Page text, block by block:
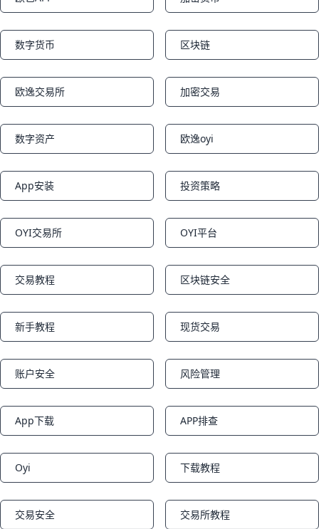
Notifications Notifications
Notifications
数字货币 Notifications
区块链
Notifications
欧逸交易所 Notifications
加密交易
Notifications
数字资产 Notifications
欧逸oyi
Notifications
App安装 Notifications
投资策略
Notifications
OYI交易所 Notifications
OYI平台
Notifications
交易教程 Notifications
区块链安全
Notifications
新手教程 Notifications
现货交易
Notifications
账户安全 Notifications
风险管理
Notifications
App下载 Notifications
APP排查
Notifications
Oyi Notifications
下载教程
Notifications
交易安全 Notifications
交易所教程